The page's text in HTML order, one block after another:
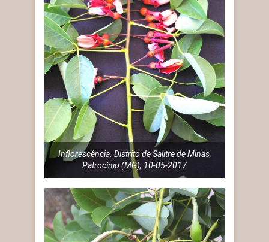
Inflorescência. Distrito de Salitre de Minas,
Patrocínio (MG), 10-05-2017